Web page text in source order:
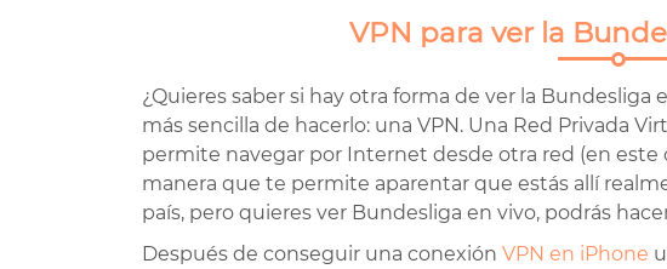
VPN para ver la
¿Quieres saber si hay otra forma de ver la Bundesliga
más sencilla de hacerlo: una VPN. Una Red Privada
permite navegar por Internet desde otra red (en este
manera que te permite aparentar que estás allí
país, pero quieres ver Bundesliga en vivo, podrás
Después de conseguir una conexión VPN en iPhone